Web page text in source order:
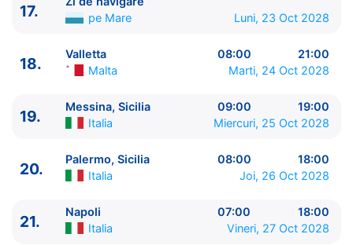
29.
Katakolon Grecia
Chania, Creta
08:00 - 18:00
32.
Pireu, Atena 06:00 - ⚓
17.
pe Mare
Luni, 23 Oct 2028
18.
Valletta 08:00
21:00
Malta
Marti, 24 Oct 2028
19.
Messina, Sicilia 09:00
19:00
Italia
Miercuri, 25 Oct 2028
20.
Palermo, Sicilia 08:00
18:00
Italia
Joi, 26 Oct 2028
21.
Napoli 07:00
18:00
Italia
Vineri, 27 Oct 2028